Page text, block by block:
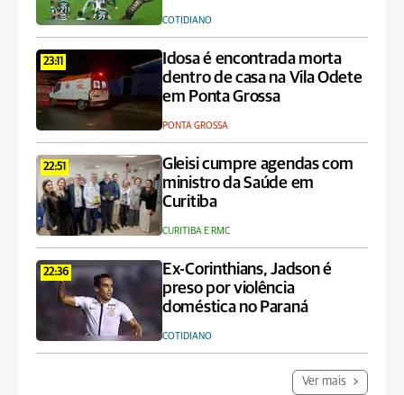
COTIDIANO
23:11
Idosa é encontrada morta
dentro de casa na Vila Odete
em Ponta Grossa
PONTA GROSSA
22:51
Gleisi cumpre agendas com
ministro da Saúde em
Curitiba
CURITIBA E RMC
22:36
Ex-Corinthians, Jadson é
preso por violência
doméstica no Paraná
COTIDIANO
Ver mais